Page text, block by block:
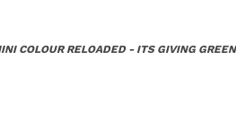
COLOUR RELOADED - ITS GIVING GREEN